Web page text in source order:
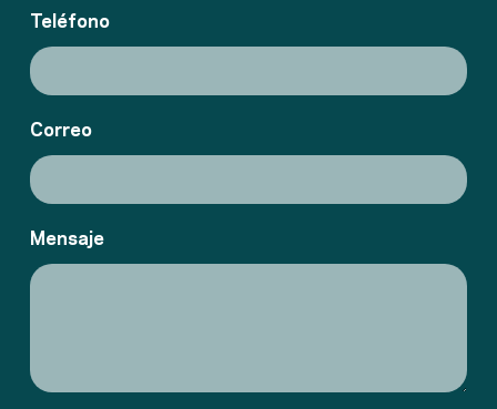
Teléfono
Correo
Mensaje